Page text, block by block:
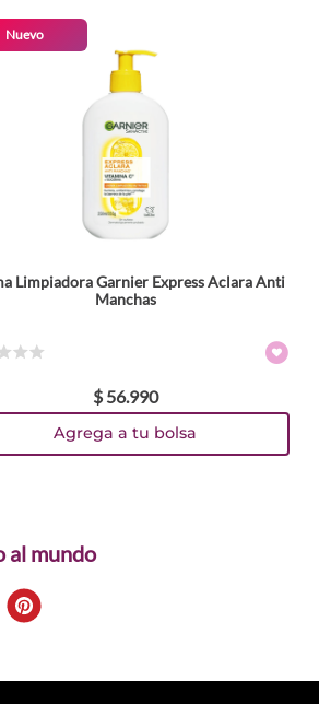
Nuevo
Limpiadora Garnier Express Aclara Anti
Manchas
$ 56.990
Agrega a tu bolsa